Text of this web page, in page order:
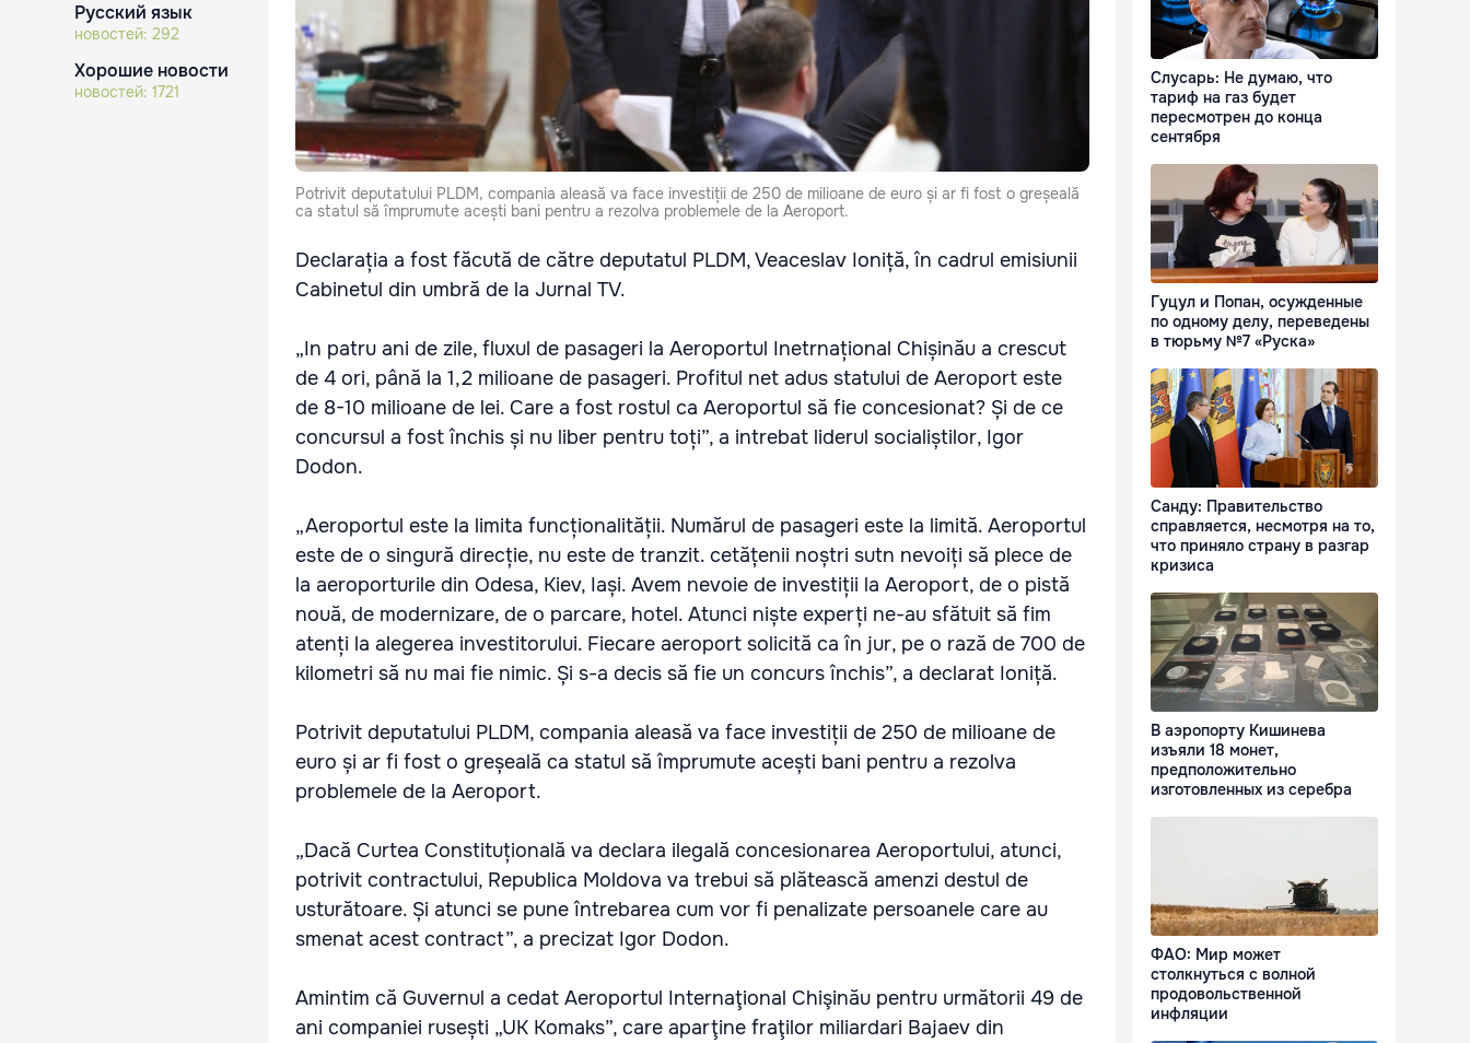
Русский язык
новостей: 292
Хорошие новости
новостей: 1721
Potrivit deputatului PLDM, compania aleasă va face investiții de 250 de milioane de euro și ar fi fost o greșeală
ca statul să împrumute acești bani pentru a rezolva problemele de la Aeroport.
Declarația a fost făcută de către deputatul PLDM, Veaceslav Ioniță, în cadrul emisiunii
Cabinetul din umbră de la Jurnal TV.
„In patru ani de zile, fluxul de pasageri la Aeroportul Inetrnațional Chișinău a crescut
de 4 ori, până la 1,2 milioane de pasageri. Profitul net adus statului de Aeroport este
de 8-10 milioane de lei. Care a fost rostul ca Aeroportul să fie concesionat? Și de ce
concursul a fost închis și nu liber pentru toți”, a intrebat liderul socialiștilor, Igor
Dodon.
„Aeroportul este la limita funcționalității. Numărul de pasageri este la limită. Aeroportul
este de o singură direcție, nu este de tranzit. cetățenii noștri sutn nevoiți să plece de
la aeroporturile din Odesa, Kiev, Iași. Avem nevoie de investiții la Aeroport, de o pistă
nouă, de modernizare, de o parcare, hotel. Atunci niște experți ne-au sfătuit să fim
atenți la alegerea investitorului. Fiecare aeroport solicită ca în jur, pe o rază de 700 de
kilometri să nu mai fie nimic. Și s-a decis să fie un concurs închis”, a declarat Ioniță.
Potrivit deputatului PLDM, compania aleasă va face investiții de 250 de milioane de
euro și ar fi fost o greșeală ca statul să împrumute acești bani pentru a rezolva
problemele de la Aeroport.
„Dacă Curtea Constituțională va declara ilegală concesionarea Aeroportului, atunci,
potrivit contractului, Republica Moldova va trebui să plătească amenzi destul de
usturătoare. Și atunci se pune întrebarea cum vor fi penalizate persoanele care au
smenat acest contract”, a precizat Igor Dodon.
Amintim că Guvernul a cedat Aeroportul Internaţional Chişinău pentru următorii 49 de
ani companiei rusești „UK Komaks”, care aparţine fraţilor miliardari Bajaev din
Слусарь: Не думаю, что
тариф на газ будет
пересмотрен до конца
сентября
Гуцул и Попан, осужденные
по одному делу, переведены
в тюрьму №7 «Руска»
Санду: Правительство
справляется, несмотря на то,
что приняло страну в разгар
кризиса
В аэропорту Кишинева
изъяли 18 монет,
предположительно
изготовленных из серебра
ФАО: Мир может
столкнуться с волной
продовольственной
инфляции